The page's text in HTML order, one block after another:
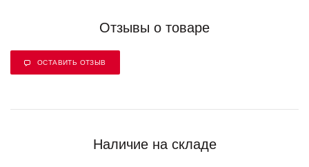
Отзывы о товаре
ОСТАВИТЬ ОТЗЫВ
Наличие на складе